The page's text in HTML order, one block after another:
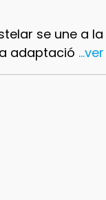
se une a
adaptació